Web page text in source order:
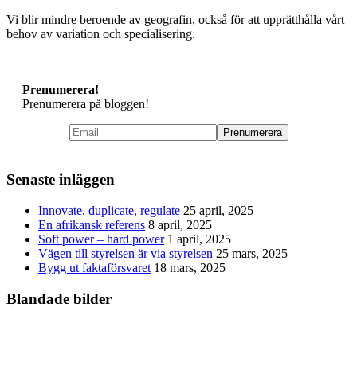
Vi blir mindre beroende av geografin, också för att upprätthålla vårt
behov av variation och specialisering.
Prenumerera!
Prenumerera på bloggen!
Senaste inläggen
Innovate, duplicate, regulate 25 april, 2025
En afrikansk referens 8 april, 2025
Soft power – hard power 1 april, 2025
Vägen till styrelsen är via styrelsen 25 mars, 2025
Bygg ut faktaförsvaret 18 mars, 2025
Blandade bilder